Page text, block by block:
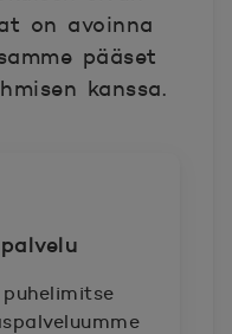
on avoinna
pääset
kanssa.